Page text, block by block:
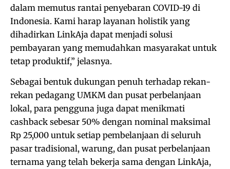
dalam memutus rantai penyebaran COVID-19 di
Indonesia. Kami harap layanan holistik yang
dihadirkan LinkAja dapat menjadi solusi
pembayaran yang memudahkan masyarakat untuk
tetap produktif,” jelasnya.
Sebagai bentuk dukungan penuh terhadap rekan-
rekan pedagang UMKM dan pusat perbelanjaan
lokal, para pengguna juga dapat menikmati
cashback sebesar 50% dengan nominal maksimal
Rp 25,000 untuk setiap pembelanjaan di seluruh
pasar tradisional, warung, dan pusat perbelanjaan
ternama yang telah bekerja sama dengan LinkAja,